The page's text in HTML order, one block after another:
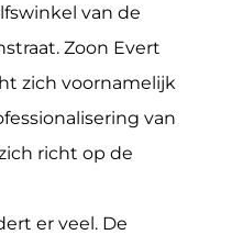
van de
Zoon Evert
zich voornamelijk
van
richt op de
er veel. De